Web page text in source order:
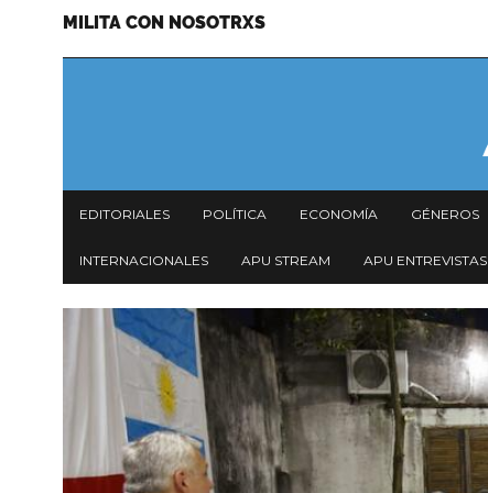
Menu
MILITA CON NOSOTRXS
Navegación
principal
EDITORIALES POLÍTICA ECONOMÍA GÉNEROS
INTERNACIONALES APU STREAM APU ENTREVISTAS
Imagen